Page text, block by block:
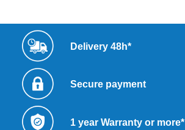
Delivery 48h*
Secure payment
1 year Warranty or more*